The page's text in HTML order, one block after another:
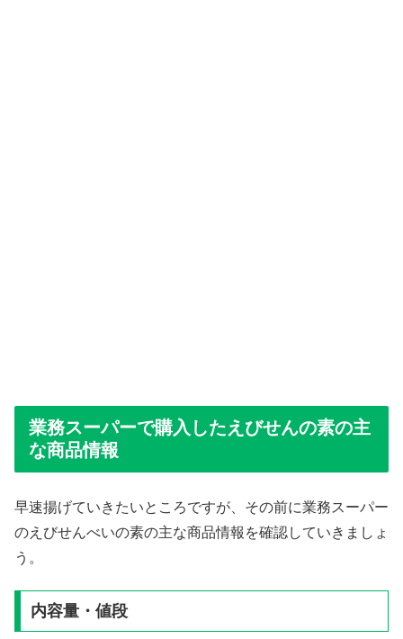
業務スーパーで購入したえびせんの素の主
な商品情報
早速揚げていきたいところですが、その前に業務スーパー
のえびせんべいの素の主な商品情報を確認していきましょ
う。
内容量・値段